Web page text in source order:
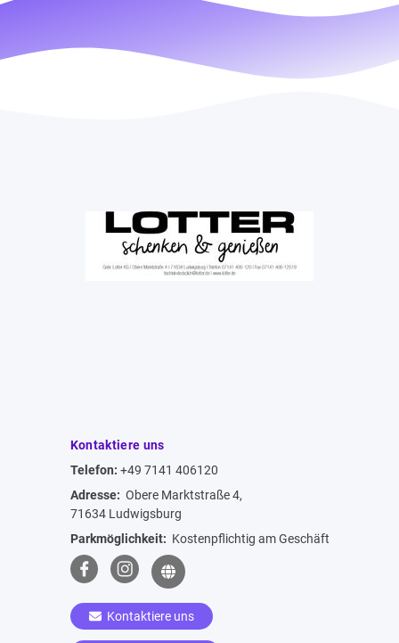
Kontaktiere uns
Telefon: +49 7141 406120
Adresse: Obere Marktstraße 4,
71634 Ludwigsburg
Parkmöglichkeit: Kostenpflichtig am Geschäft
Kontaktiere uns